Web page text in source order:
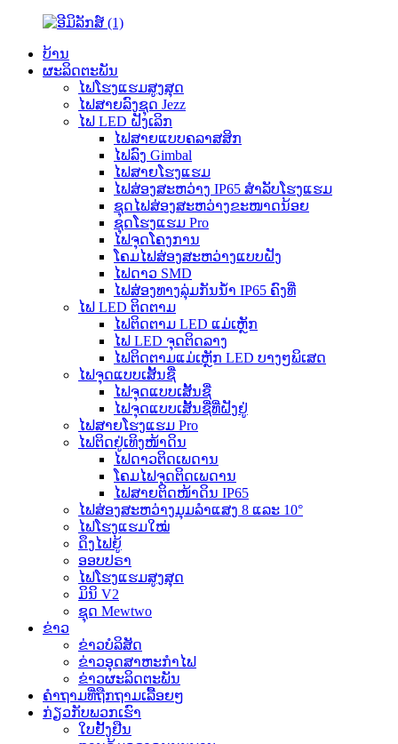
ບ້ານ
ຜະລິດຕະພັນ
ໄຟໂຮງແຮມສູງສຸດ
ໄຟສາຍລົງຊຸດ Jezz
ໄຟ LED ຝັງເລິກ
ໄຟສາຍແບບຄລາສສິກ
ໄຟລົງ Gimbal
ໄຟສາຍໂຮງແຮມ
ໄຟສ່ອງສະຫວ່າງ IP65 ສຳລັບໂຮງແຮມ
ຊຸດໄຟສ່ອງສະຫວ່າງຂະໜາດນ້ອຍ
ຊຸດໂຮງແຮມ Pro
ໄຟຈຸດໂຄງການ
ໂຄມໄຟສ່ອງສະຫວ່າງແບບຝັງ
ໄຟດາວ SMD
ໄຟສ່ອງທາງລຸ່ມກັນນ້ຳ IP65 ຄົງທີ່
ໄຟ LED ຕິດຕາມ
ໄຟຕິດຕາມ LED ແມ່ເຫຼັກ
ໄຟ LED ຈຸດຕິດລາງ
ໄຟຕິດຕາມແມ່ເຫຼັກ LED ບາງໆພິເສດ
ໄຟຈຸດແບບເສັ້ນຊື່
ໄຟຈຸດແບບເສັ້ນຊື່
ໄຟຈຸດແບບເສັ້ນຊື່ທີ່ຝັງຢູ່
ໄຟສາຍໂຮງແຮມ Pro
ໄຟຕິດຢູ່ເທິງໜ້າດິນ
ໄຟດາວຕິດເພດານ
ໂຄມໄຟຈຸດຕິດເພດານ
ໄຟສາຍຕິດໜ້າດິນ IP65
ໄຟສ່ອງສະຫວ່າງມຸມລຳແສງ 8 ແລະ 10°
ໄຟໂຮງແຮມໃໝ່
ດຶງໄຟຍູ້
ອອບປຣາ
ໄຟໂຮງແຮມສູງສຸດ
ມິນິ V2
ຊຸດ Mewtwo
ຂ່າວ
ຂ່າວບໍລິສັດ
ຂ່າວອຸດສາຫະກຳໄຟ
ຂ່າວຜະລິດຕະພັນ
ຄຳຖາມທີ່ຖືກຖາມເລື້ອຍໆ
ກ່ຽວກັບພວກເຮົາ
ໃບຢັ້ງຢືນ